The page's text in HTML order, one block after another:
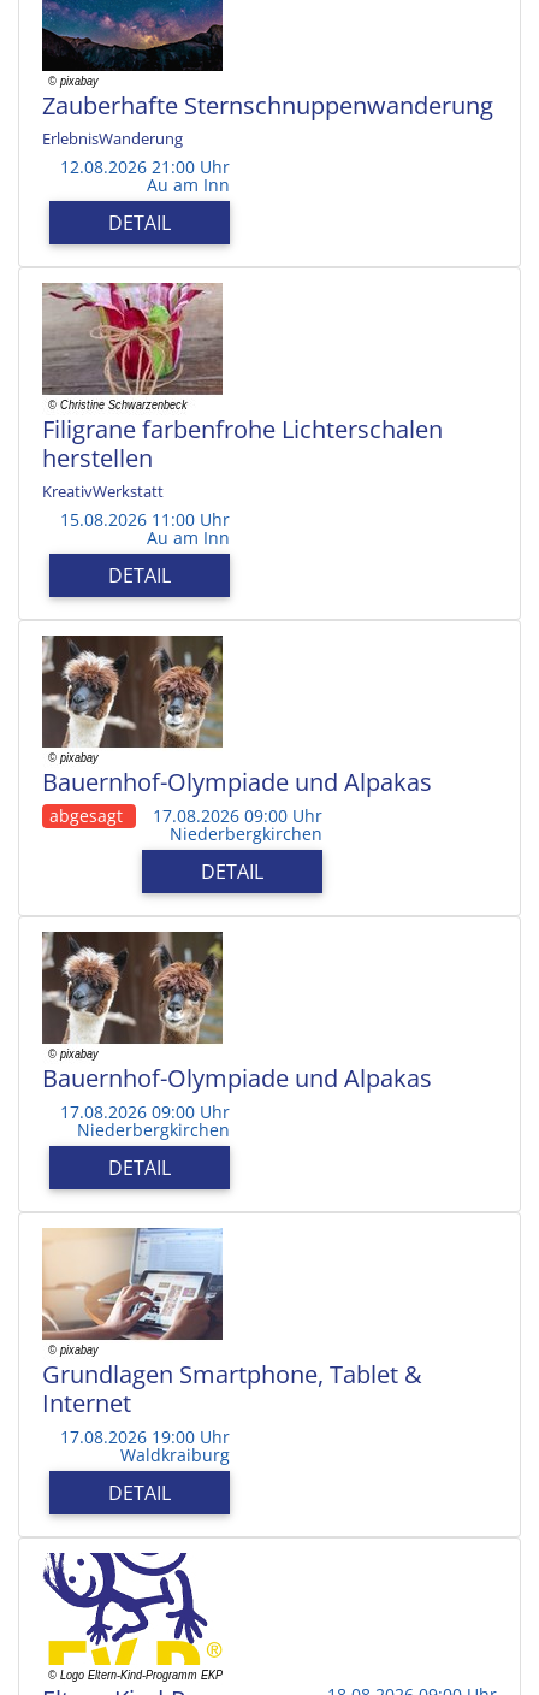
Zauberhafte Sternschnuppenwanderung
ErlebnisWanderung
12.08.2026 21:00 Uhr
Au am Inn
DETAIL
Filigrane farbenfrohe Lichterschalen
herstellen
KreativWerkstatt
15.08.2026 11:00 Uhr
Au am Inn
DETAIL
Bauernhof-Olympiade und Alpakas
abgesagt 17.08.2026 09:00 Uhr
Niederbergkirchen
DETAIL
Bauernhof-Olympiade und Alpakas
17.08.2026 09:00 Uhr
Niederbergkirchen
DETAIL
Grundlagen Smartphone, Tablet &
Internet
17.08.2026 19:00 Uhr
Waldkraiburg
DETAIL